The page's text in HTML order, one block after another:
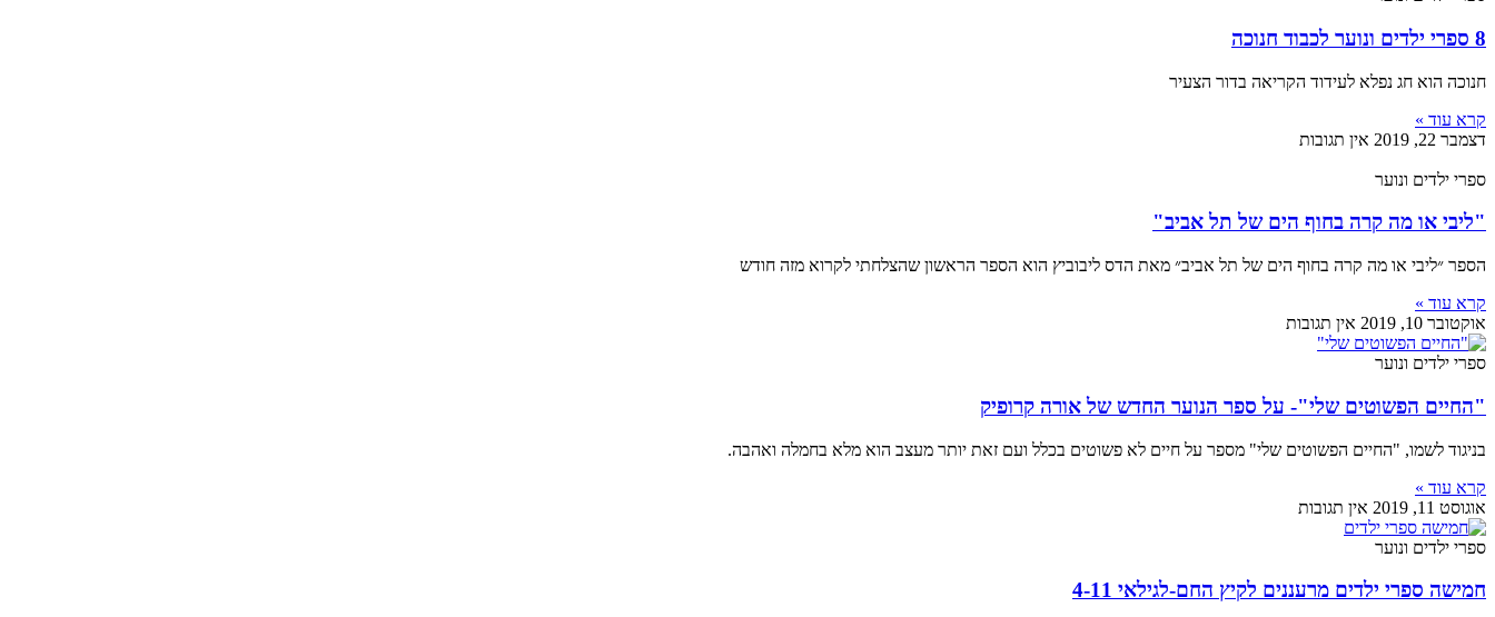
8 ספרי ילדים ונוער לכבוד חנוכה
חנוכה הוא חג נפלא לעידוד הקריאה בדור הצעיר
קרא עוד »
דצמבר 22, 2019
אין תגובות
ספרי ילדים ונוער
"ליבי או מה קרה בחוף הים של תל אביב"
הספר ״ליבי או מה קרה בחוף הים של תל אביב״ מאת הדס ליבוביץ הוא הספר הראשון שהצלחתי לקרוא מזה חודש
קרא עוד »
אוקטובר 10, 2019
אין תגובות
ספרי ילדים ונוער
"החיים הפשוטים שלי"- על ספר הנוער החדש של אורה קרופיק
בניגוד לשמו, "החיים הפשוטים שלי" מספר על חיים לא פשוטים בכלל ועם זאת יותר מעצב הוא מלא בחמלה ואהבה.
קרא עוד »
אוגוסט 11, 2019
אין תגובות
ספרי ילדים ונוער
חמישה ספרי ילדים מרעננים לקיץ החם-לגילאי 4-11